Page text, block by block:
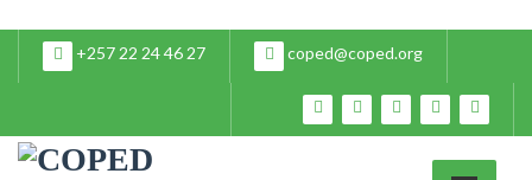
+257 22 24 46 27 coped@coped.org